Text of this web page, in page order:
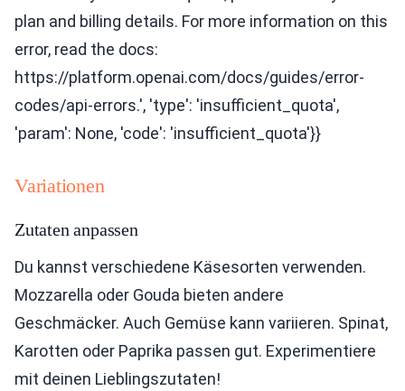
plan and billing details. For more information on this
error, read the docs:
https://platform.openai.com/docs/guides/error-
codes/api-errors.', 'type': 'insufficient_quota',
'param': None, 'code': 'insufficient_quota'}}
Variationen
Zutaten anpassen
Du kannst verschiedene Käsesorten verwenden.
Mozzarella oder Gouda bieten andere
Geschmäcker. Auch Gemüse kann variieren. Spinat,
Karotten oder Paprika passen gut. Experimentiere
mit deinen Lieblingszutaten!